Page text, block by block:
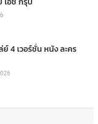
ย์ 4 เวอร์ชั่น หนัง ละคร